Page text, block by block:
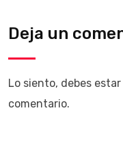
Deja un
Lo siento, debes estar
comentario.